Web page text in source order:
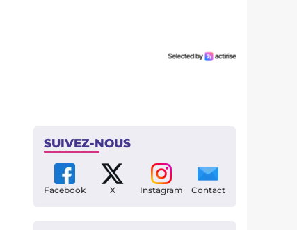
SUIVEZ-NOUS
Facebook X Instagram Contact